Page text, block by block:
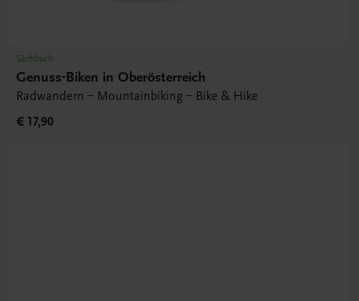
Sachbuch
Genuss-Biken in Oberösterreich
Radwandern – Mountainbiking – Bike & Hike
€ 17,90